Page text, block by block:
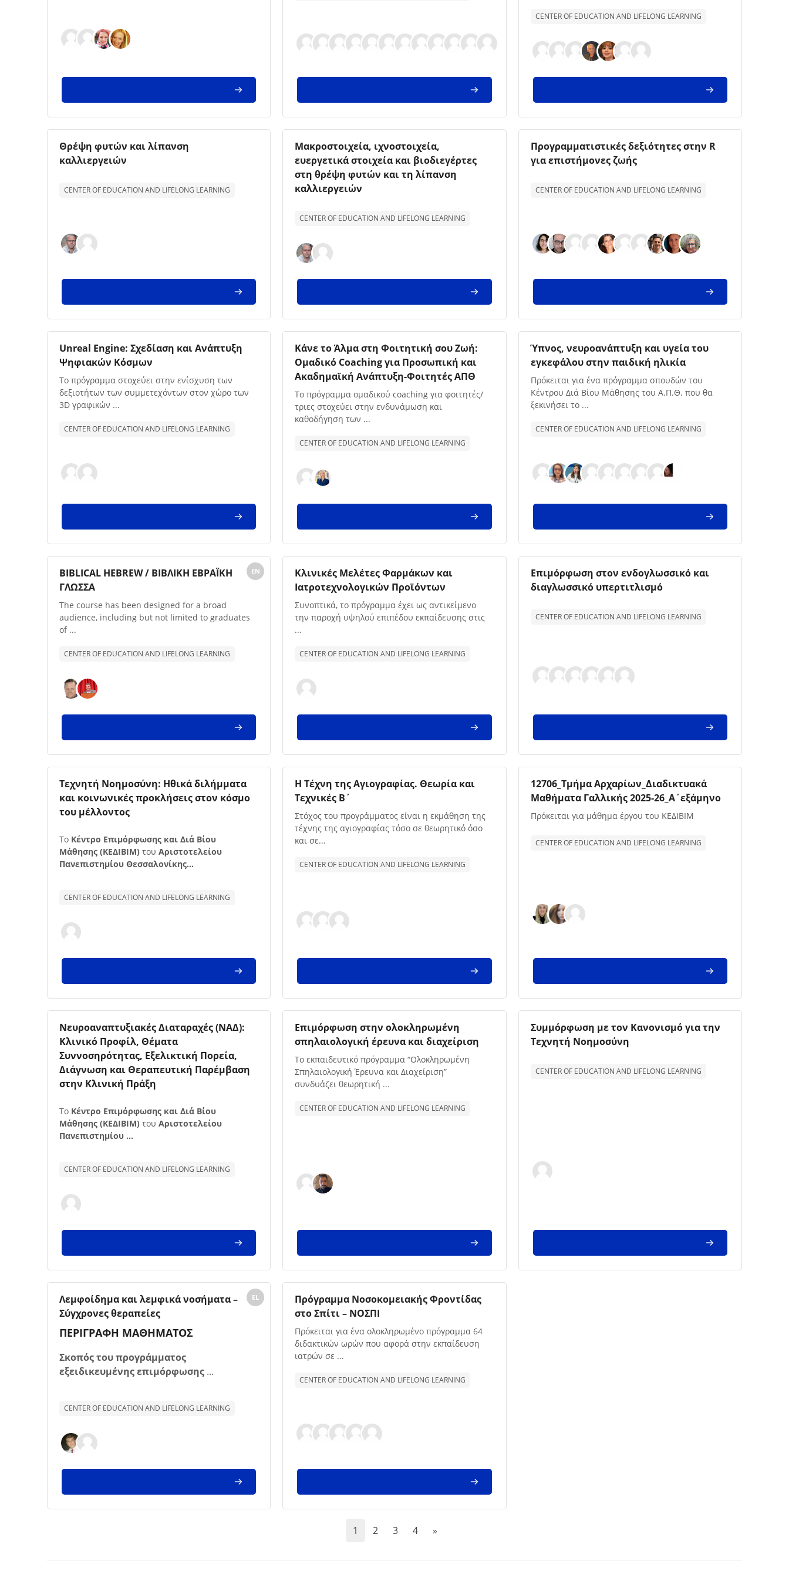
CENTER OF EDUCATION AND LIFELONG LEARNING
Imagem da disciplina
Nome da disciplina
Θρέψη φυτών και λίπανση
καλλιεργειών
CENTER OF EDUCATION AND LIFELONG LEARNING
Imagem da disciplina
Nome da disciplina
Μακροστοιχεία, ιχνοστοιχεία,
ευεργετικά στοιχεία και βιοδιεγέρτες
στη θρέψη φυτών και τη λίπανση
καλλιεργειών
CENTER OF EDUCATION AND LIFELONG LEARNING
Imagem da disciplina
Nome da disciplina
Προγραμματιστικές δεξιότητες στην R
για επιστήμονες ζωής
CENTER OF EDUCATION AND LIFELONG LEARNING
Imagem da disciplina
Nome da disciplina
Unreal Engine: Σχεδίαση και Ανάπτυξη
Ψηφιακών Κόσμων
Texto de descrição da disciplina:
Το πρόγραμμα στοχεύει στην ενίσχυση των
δεξιοτήτων των συμμετεχόντων στον χώρο των
3D γραφικών ...
CENTER OF EDUCATION AND LIFELONG LEARNING
Imagem da disciplina
Nome da disciplina
Κάνε το Άλμα στη Φοιτητική σου Ζωή:
Ομαδικό Coaching για Προσωπική και
Ακαδημαϊκή Ανάπτυξη-Φοιτητές ΑΠΘ
Texto de descrição da disciplina:
Το πρόγραμμα ομαδικού coaching για φοιτητές/
τριες στοχεύει στην ενδυνάμωση και
καθοδήγηση των ...
CENTER OF EDUCATION AND LIFELONG LEARNING
Imagem da disciplina
Nome da disciplina
Ύπνος, νευροανάπτυξη και υγεία του
εγκεφάλου στην παιδική ηλικία
Texto de descrição da disciplina:
Πρόκειται για ένα πρόγραμμα σπουδών του
Κέντρου Διά Βίου Μάθησης του Α.Π.Θ. που θα
ξεκινήσει το ...
CENTER OF EDUCATION AND LIFELONG LEARNING
EN
Imagem da disciplina
Nome da disciplina
BIBLICAL HEBREW / ΒΙΒΛΙΚΗ ΕΒΡΑΪΚΗ
ΓΛΩΣΣΑ
Texto de descrição da disciplina:
The course has been designed for a broad
audience, including but not limited to graduates
of ...
CENTER OF EDUCATION AND LIFELONG LEARNING
Imagem da disciplina
Nome da disciplina
Κλινικές Μελέτες Φαρμάκων και
Ιατροτεχνολογικών Προϊόντων
Texto de descrição da disciplina:
Συνοπτικά, το πρόγραμμα έχει ως αντικείμενο
την παροχή υψηλού επιπέδου εκπαίδευσης στις
...
CENTER OF EDUCATION AND LIFELONG LEARNING
Imagem da disciplina
Nome da disciplina
Eπιμόρφωση στον ενδογλωσσικό και
διαγλωσσικό υπερτιτλισμό
CENTER OF EDUCATION AND LIFELONG LEARNING
Imagem da disciplina
Nome da disciplina
Τεχνητή Νοημοσύνη: Ηθικά διλήμματα
και κοινωνικές προκλήσεις στον κόσμο
του μέλλοντος
Το Κέντρο Επιμόρφωσης και Διά Βίου
Μάθησης (ΚΕΔΙΒΙΜ) του Αριστοτελείου
Πανεπιστημίου Θεσσαλονίκης...
CENTER OF EDUCATION AND LIFELONG LEARNING
Imagem da disciplina
Nome da disciplina
Η Τέχνη της Αγιογραφίας. Θεωρία και
Τεχνικές Β΄
Texto de descrição da disciplina:
Στόχος του προγράμματος είναι η εκμάθηση της
τέχνης της αγιογραφίας τόσο σε θεωρητικό όσο
και σε...
CENTER OF EDUCATION AND LIFELONG LEARNING
Imagem da disciplina
Nome da disciplina
12706_Τμήμα Αρχαρίων_Διαδικτυακά
Μαθήματα Γαλλικής 2025-26_Α΄εξάμηνο
Texto de descrição da disciplina:
Πρόκειται για μάθημα έργου του ΚΕΔΙΒΙΜ
CENTER OF EDUCATION AND LIFELONG LEARNING
Imagem da disciplina
Nome da disciplina
Νευροαναπτυξιακές Διαταραχές (ΝΑΔ):
Κλινικό Προφίλ, Θέματα
Συννοσηρότητας, Εξελικτική Πορεία,
Διάγνωση και Θεραπευτική Παρέμβαση
στην Κλινική Πράξη
Το Κέντρο Επιμόρφωσης και Διά Βίου
Μάθησης (ΚΕΔΙΒΙΜ) του Αριστοτελείου
Πανεπιστημίου ...
CENTER OF EDUCATION AND LIFELONG LEARNING
Imagem da disciplina
Nome da disciplina
Επιμόρφωση στην ολοκληρωμένη
σπηλαιολογική έρευνα και διαχείριση
Texto de descrição da disciplina:
Το εκπαιδευτικό πρόγραμμα “Ολοκληρωμένη
Σπηλαιολογική Έρευνα και Διαχείριση”
συνδυάζει θεωρητική ...
CENTER OF EDUCATION AND LIFELONG LEARNING
Imagem da disciplina
Nome da disciplina
Συμμόρφωση με τον Κανονισμό για την
Τεχνητή Νοημοσύνη
CENTER OF EDUCATION AND LIFELONG LEARNING
EL
Imagem da disciplina
Nome da disciplina
Λεμφοίδημα και λεμφικά νοσήματα –
Σύγχρονες θεραπείες
Texto de descrição da disciplina:
ΠΕΡΙΓΡΑΦΗ ΜΑΘΗΜΑΤΟΣ
Σκοπός του προγράμματος
εξειδικευμένης επιμόρφωσης ...
CENTER OF EDUCATION AND LIFELONG LEARNING
Imagem da disciplina
Nome da disciplina
Πρόγραμμα Νοσοκομειακής Φροντίδας
στο Σπίτι – ΝΟΣΠΙ
Texto de descrição da disciplina:
Πρόκειται για ένα ολοκληρωμένο πρόγραμμα 64
διδακτικών ωρών που αφορά στην εκπαίδευση
ιατρών σε ...
CENTER OF EDUCATION AND LIFELONG LEARNING
1
(current)
2 3 4 »
Página seguinte